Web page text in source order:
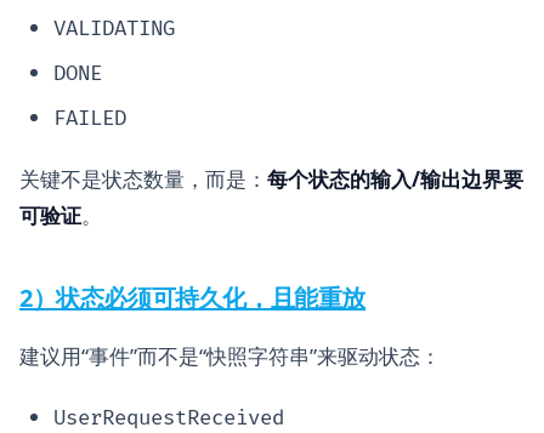
VALIDATING
DONE
FAILED
关键不是状态数量，而是： 每个状态的输入/输出边界要
可验证。
2）状态必须可持久化，且能重放
建议用“事件”而不是“快照字符串”来驱动状态：
UserRequestReceived